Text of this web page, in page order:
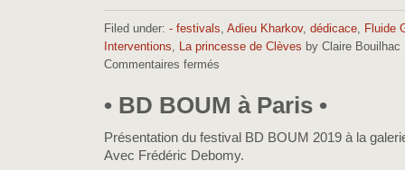
Filed under: - festivals, Adieu Kharkov, dédicace, Fluide
Interventions, La princesse de Clèves by Claire Bouilhac
Commentaires fermés
BOUM
•
• BD BOUM à Paris •
Présentation du festival BD BOUM 2019 à la
Avec Frédéric Debomy.